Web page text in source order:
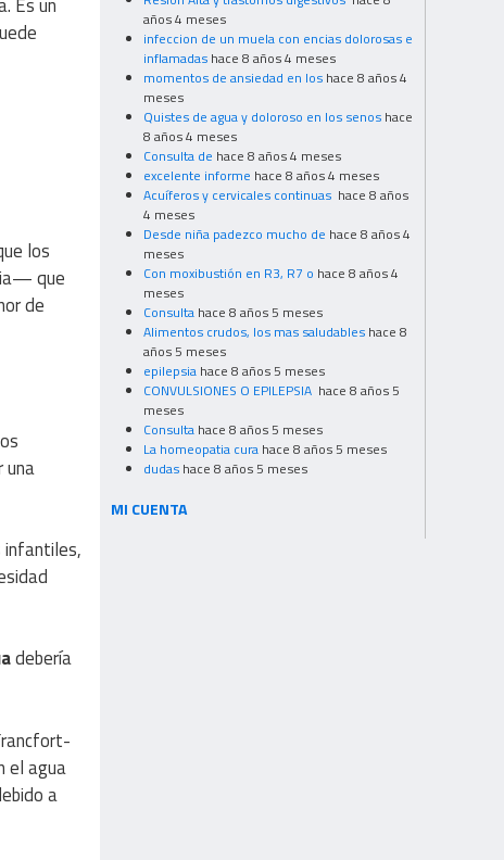
los
que
de
una
infantiles,
debería
el agua
a
años 4 meses
infeccion de un muela con encias dolorosas e
inflamadas hace 8 años 4 meses
momentos de ansiedad en los hace 8 años 4
meses
Quistes de agua y doloroso en los senos hace
8 años 4 meses
Consulta de hace 8 años 4 meses
excelente informe hace 8 años 4 meses
Acuíferos y cervicales continuas hace 8 años
4 meses
Desde niña padezco mucho de hace 8 años 4
meses
Con moxibustión en R3, R7 o hace 8 años 4
meses
Consulta hace 8 años 5 meses
Alimentos crudos, los mas saludables hace 8
años 5 meses
epilepsia hace 8 años 5 meses
CONVULSIONES O EPILEPSIA hace 8 años 5
meses
Consulta hace 8 años 5 meses
La homeopatia cura hace 8 años 5 meses
dudas hace 8 años 5 meses
MI CUENTA